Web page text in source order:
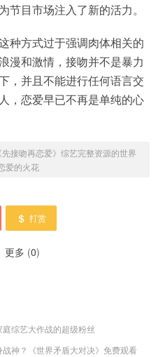
目市场注入了新的活力。
种方式过于强调肉体相关的
漫和激情，接吻并不是暴力
，并且不能进行任何语言交
，恋爱早已不再是单纯的心
接吻再恋爱》综艺完整资源的世界
爱的火花
打赏
更多 (0)
综艺大作战的超级粉丝
神？《世界矛盾大对决》免费观看